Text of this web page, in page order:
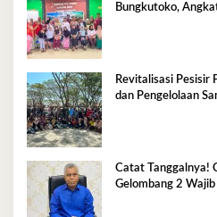
Bungkutoko,
Revitalisasi Pesisir
dan Pengelolaan
Catat Tanggalnya!
Gelombang 2